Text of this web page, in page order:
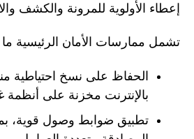
إعطاء الأولوية للمرونة والكشف
تشمل ممارسات الأمان الرئيسية
الحفاظ على نسخ احتياطية
بالإنترنت مخزنة على أنظمة
تطبيق ضوابط وصول قوية،